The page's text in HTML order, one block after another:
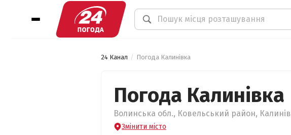
24 Канал Погода Калинівка
Погода Калинівка
Волинська обл., Ковельський район,
Змінити місто